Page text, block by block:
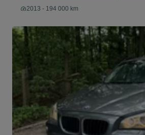
2013 - 194 000 km